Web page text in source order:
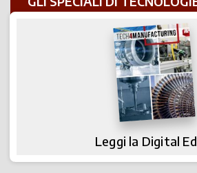
Leggi la Digital